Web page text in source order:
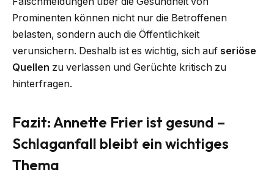
Prominenten können nicht nur die Betroffenen
belasten, sondern auch die Öffentlichkeit
verunsichern. Deshalb ist es wichtig, sich auf seriöse
Quellen zu verlassen und Gerüchte kritisch zu
hinterfragen.
Fazit: Annette Frier ist gesund –
Schlaganfall bleibt ein wichtiges
Thema